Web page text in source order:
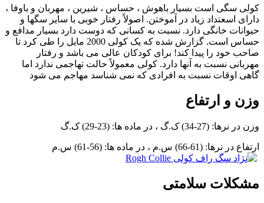
کولی سگی است بسیار باهوش ، حساس ، شیرین ، مهربان و باوفا ،
دارای اسعتداد زیاد در آموختن. اصولاً رفتار خوبی با سایر سگها و
حیوانات خانگی دارد. نسبت به کسانی که دوست دارد بسیار مدافع و
حساس است. گزارش شده که یک کولی 2000 مایل را طی کرد تا
صاحب خود را پیدا کند! برای کودکان عالی می باشد و رفتار
مهربانی نسبت به آنها دارد. کولی معمولاً حالت تهاجمی ندارد اما
گاهی اوقات نسبت به افرادی که نمی شناسد مهاجم می شود
وزن و ارتفاع
وزن در نرها: (27-34) ک.گ ، در ماده ها: (23-29) ک.گ
ارتفاع در نرها: (61-66) س.م ، در ماده ها: (56-61) س.م
مشکلات سلامتی